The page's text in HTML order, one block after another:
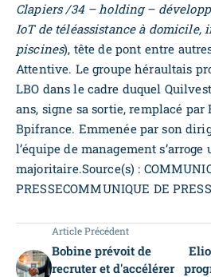
Clapiers /34 – holding –
IoT de téléassistance à domicile,
piscines), tête de pont entre
Attentive. Le groupe héraultais
LBO dans le cadre duquel
ans, signe sa sortie, remplacé par
Bpifrance. Emmenée par son
l’équipe de management
majoritaire.Source(s) :
PRESSECOMMUNIQUE DE
Article Précédent
Bobine prévoit de
recruter et d'accélérer